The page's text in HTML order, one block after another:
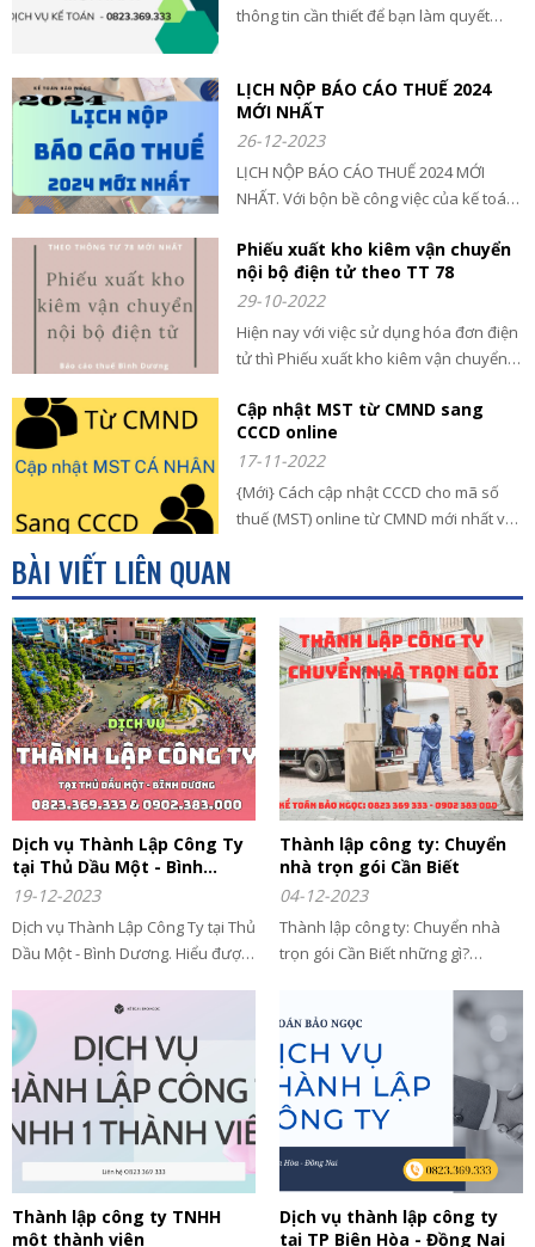
thông tin cần thiết để bạn làm quyết
có được giảm thuế không?
LỊCH NỘP BÁO CÁO THUẾ 2024
MỚI NHẤT
26-12-2023
LỊCH NỘP BÁO CÁO THUẾ 2024 MỚI
NHẤT. Với bộn bề công việc của kế toán
nộp tờ khai và báo cáo thuế nên
BacaothueBinhDuong.com chúng tôi đã
tổng hợp lại đầy đủ các lịch nộp tờ khai,
báo cáo thuế năm 2024
Phiếu xuất kho kiêm vận chuyển
nội bộ điện tử theo TT 78
29-10-2022
Hiện nay với việc sử dụng hóa đơn điện
tử thì Phiếu xuất kho kiêm vận chuyển
cùng Báo Cáo thuế Bình Dương tìm hiểu
trong bài viết sau:
Cập nhật MST từ CMND sang
CCCD online
17-11-2022
{Mới} Cách cập nhật CCCD cho mã số
thuế (MST) online từ CMND mới nhất và
BÀI VIẾT LIÊN QUAN
Dịch vụ Thành Lập Công Ty
tại Thủ Dầu Một - Bình
Dương
19-12-2023
Dịch vụ Thành Lập Công Ty tại Thủ
Dầu Một - Bình Dương. Hiểu được
địa lý, nguồn nhân lực, cơ sở hạ
tầng,... do vậy có rất nhiều cá
nhân, tổ chức có nhu cầu thành
lập doanh nghiệp trên địa bàn và
Thành lập công ty: Chuyển
nhà trọn gói Cần Biết
04-12-2023
Thành lập công ty: Chuyển nhà
trọn gói Cần Biết những gì?
cần đăng ký ngành gì? Thuế
GTGT, Thuế TNDN của công ty
chuyển nhà? Xem ngay
Thành lập công ty TNHH
một thành viên
Dịch vụ thành lập công ty
tại TP Biên Hòa - Đồng Nai